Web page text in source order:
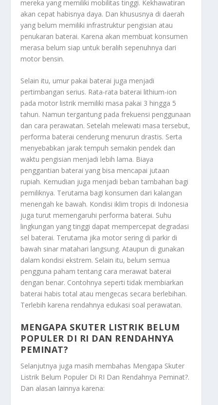
mereka yang memiliki mobilitas tinggi. Kekhawatiran
akan cepat habisnya daya. Dan khususnya di daerah
yang belum memiliki infrastruktur pengisian atau
penukaran baterai. Karena akan membuat konsumen
merasa belum siap untuk beralih sepenuhnya dari
motor bensin.
Selain itu, umur pakai baterai juga menjadi
pertimbangan serius. Rata-rata baterai lithium-ion
pada motor listrik memiliki masa pakai 3 hingga 5
tahun. Namun tergantung pada frekuensi penggunaan
dan cara perawatan. Setelah melewati masa tersebut,
performa baterai cenderung menurun drastis. Serta
menyebabkan jarak tempuh semakin pendek dan
waktu pengisian menjadi lebih lama. Biaya
penggantian baterai yang bisa mencapai jutaan
rupiah. Kemudian juga menjadi beban tambahan bagi
pemiliknya. Terutama bagi konsumen dari kalangan
menengah ke bawah. Kondisi iklim tropis di Indonesia
juga turut memengaruhi performa baterai. Suhu
lingkungan yang tinggi dapat mempercepat degradasi
sel baterai. Terutama jika motor sering di parkir di
bawah sinar matahari langsung. Ataupun di gunakan
dalam kondisi ekstrem. Selain itu, belum semua
pengguna paham tentang cara merawat baterai
dengan benar. Contohnya seperti tidak membiarkan
baterai habis total atau mengecas secara berlebihan.
Terlebih karena rendahnya edukasi soal perawatan.
MENGAPA SKUTER LISTRIK BELUM
POPULER DI RI DAN RENDAHNYA
PEMINAT?
Selanjutnya juga masih membahas Mengapa Skuter
Listrik Belum Populer Di RI Dan Rendahnya Peminat?.
Dan alasan lainnya karena: